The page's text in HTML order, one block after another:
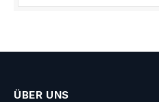
ÜBER UNS